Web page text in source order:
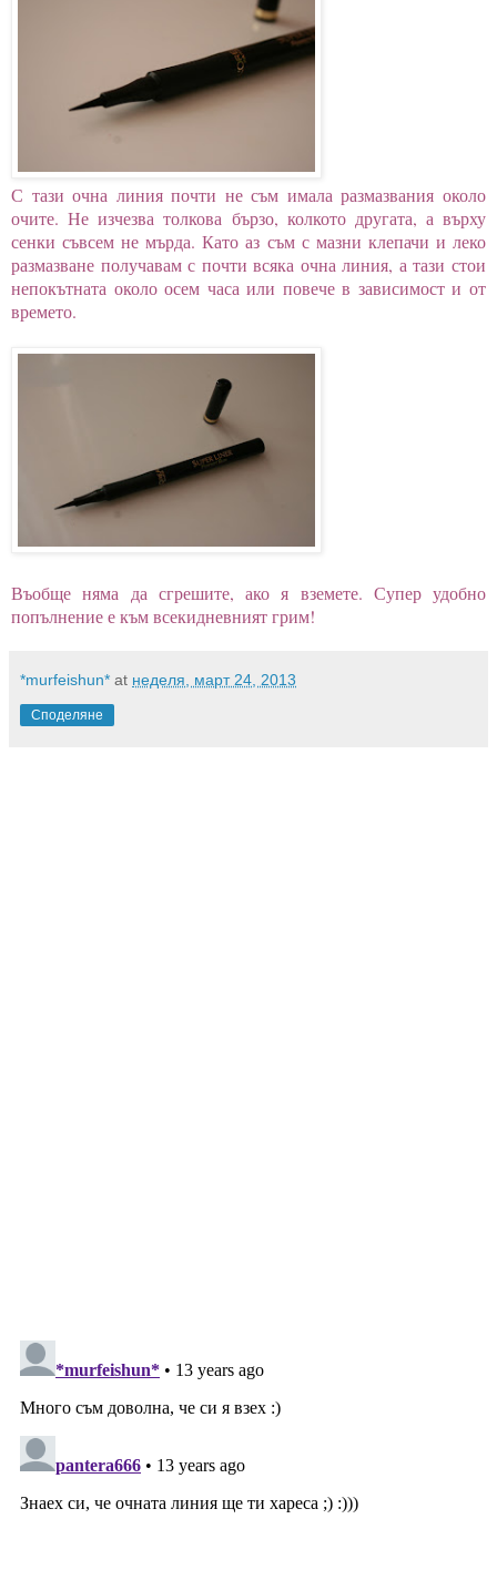
С тази очна линия почти не съм имала размазвания около
очите. Не изчезва толкова бързо, колкото другата, а върху
сенки съвсем не мърда. Като аз съм с мазни клепачи и леко
размазване получавам с почти всяка очна линия, а тази стои
непокътната около осем часа или повече в зависимост и от
времето.
Въобще няма да сгрешите, ако я вземете. Супер удобно
попълнение е към всекидневният грим!
*murfeishun* at неделя, март 24, 2013
Споделяне